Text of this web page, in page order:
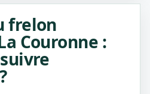
frelon
Couronne :